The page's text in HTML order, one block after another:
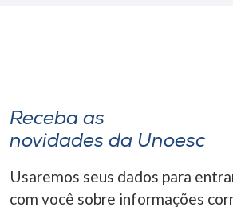
Receba as
novidades da Unoesc
Usaremos seus dados para
com você sobre informações